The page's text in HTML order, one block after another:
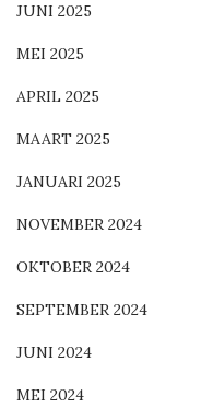
JUNI 2025
MEI 2025
APRIL 2025
MAART 2025
JANUARI 2025
NOVEMBER 2024
OKTOBER 2024
SEPTEMBER 2024
JUNI 2024
MEI 2024